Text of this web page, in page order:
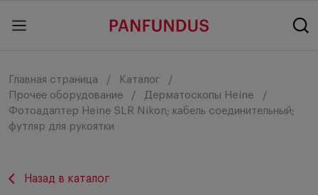
Главная страница
Каталог
Прочее оборудование
Дерматоскопы Heine
Фотоадаптер Heine SLR Nikon; кабель соединительный;
футляр для рукоятки
Назад в каталог